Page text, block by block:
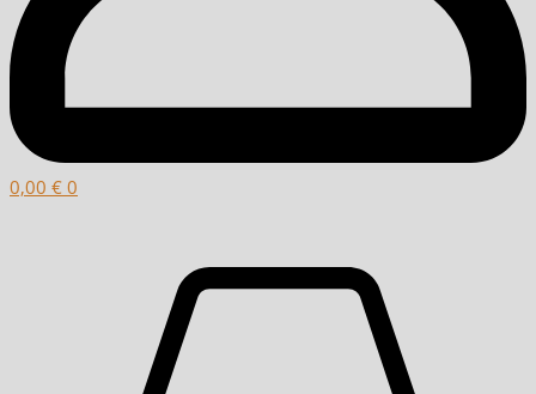
0,00 € 0